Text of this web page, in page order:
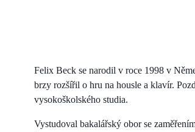
Felix Beck se narodil v roce 1998 v
brzy rozšířil o hru na housle a klavír.
vysokoškolského studia.
Vystudoval bakalářský obor se